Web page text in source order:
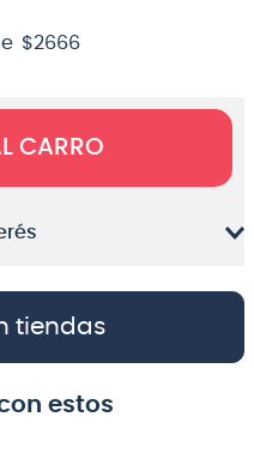
$2666
CARRO
tiendas
estos